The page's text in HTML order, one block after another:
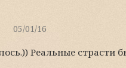
05/01/16
Реальные страсти